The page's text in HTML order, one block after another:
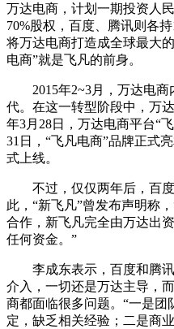
万达电商，计划一期投资人
70%股权，百度、腾讯则各
将万达电商打造成全球最大
电商”就是飞凡的前身。
2015年2~3月，万达电商
代。在这一转型阶段中，万
年3月28日，万达电商平台“
31日，“飞凡电商”品牌正式
式上线。
不过，仅仅两年后，百度
此，“新飞凡”曾发布声明称
合作，新飞凡完全由万达出
任何资金。”
李成东表示，百度和腾讯
介入，一切还是万达主导，
商都面临很多问题。“一是团
定，缺乏相关经验；二是商